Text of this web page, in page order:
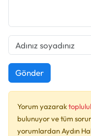
Gönder
Yorum yazarak
bulunuyor ve tüm
yorumlardan Aydın